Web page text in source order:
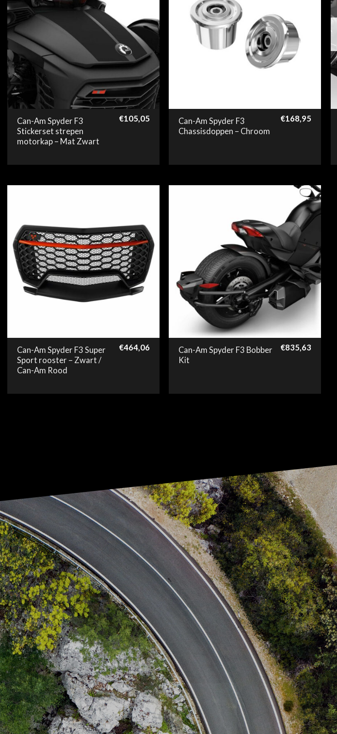
Can-Am Spyder F3
Stickerset strepen
motorkap – Mat Zwart
€105,05
Can-Am Spyder F3
Chassisdoppen – Chroom
€168,95
Can-Am Spyder F3 Super
Sport rooster – Zwart /
Can-Am Rood
€464,06
Can-Am Spyder F3 Bobber
Kit
€835,63